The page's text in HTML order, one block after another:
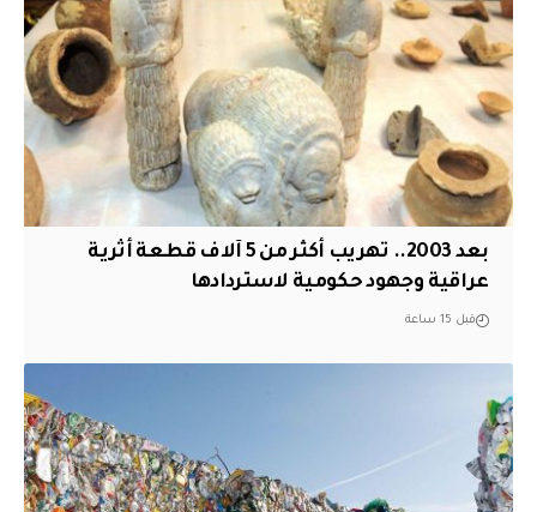
بعد 2003.. تهريب أكثر من 5 آلاف قطعة أثرية
عراقية وجهود حكومية لاستردادها
قبل 15 ساعة